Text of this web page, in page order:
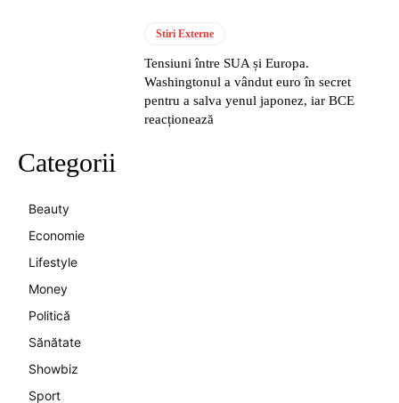
Stiri Externe
Tensiuni între SUA și Europa.
Washingtonul a vândut euro în secret
pentru a salva yenul japonez, iar BCE
reacționează
Categorii
Beauty
Economie
Lifestyle
Money
Politică
Sănătate
Showbiz
Sport